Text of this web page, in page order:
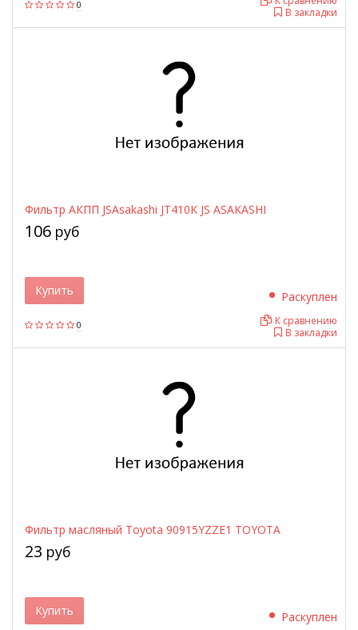
0
В закладки
Фильтр АКПП JSAsakashi JT410K JS ASAKASHI
0
106 руб
Раскуплен
В закладки
К сравнению
Купить
Фильтр масляный Toyota 90915YZZE1 TOYOTA
23 руб
Раскуплен
Купить